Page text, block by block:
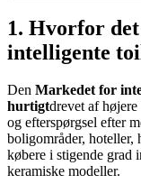
1. Hvorfor
intelligente
Den Markedet for
hurtigtdrevet af
og efterspørgsel efter
boligområder,
købere i stigende grad
keramiske modeller.